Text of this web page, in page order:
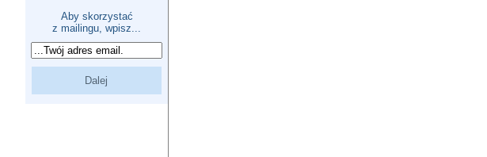
Aby skorzystać
z mailingu, wpisz...